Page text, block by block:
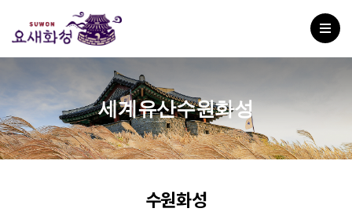
세계유산수원화성
수원화성